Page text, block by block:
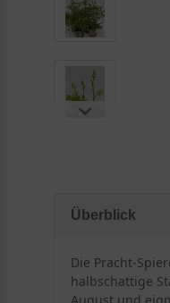
Überblick
Die Pracht-
halbschattige